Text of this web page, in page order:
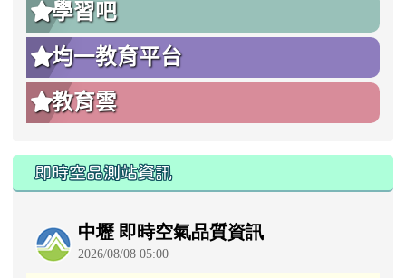
學習吧
均一教育平台
教育雲
即時空品測站資訊